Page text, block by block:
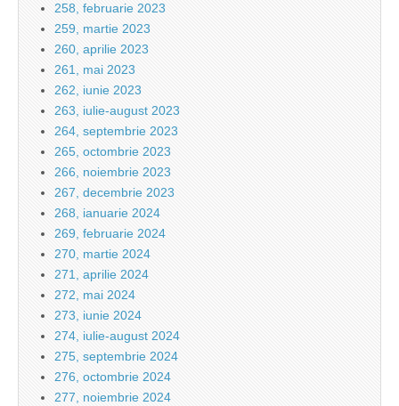
258, februarie 2023
259, martie 2023
260, aprilie 2023
261, mai 2023
262, iunie 2023
263, iulie-august 2023
264, septembrie 2023
265, octombrie 2023
266, noiembrie 2023
267, decembrie 2023
268, ianuarie 2024
269, februarie 2024
270, martie 2024
271, aprilie 2024
272, mai 2024
273, iunie 2024
274, iulie-august 2024
275, septembrie 2024
276, octombrie 2024
277, noiembrie 2024